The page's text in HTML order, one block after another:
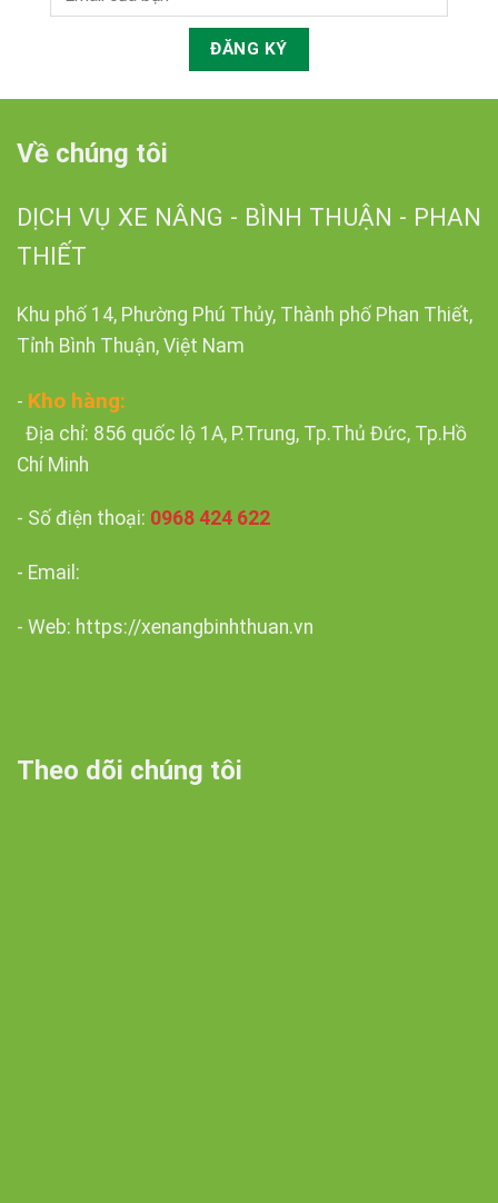
Về chúng tôi
DỊCH VỤ XE NÂNG - BÌNH THUẬN - PHAN
THIẾT
Khu phố 14, Phường Phú Thủy, Thành phố Phan Thiết,
Tỉnh Bình Thuận, Việt Nam
- Kho hàng:
Địa chỉ: 856 quốc lộ 1A, P.Trung, Tp.Thủ Đức, Tp.Hồ
Chí Minh
- Số điện thoại: 0968 424 622
- Email:
- Web: https://xenangbinhthuan.vn
Theo dõi chúng tôi